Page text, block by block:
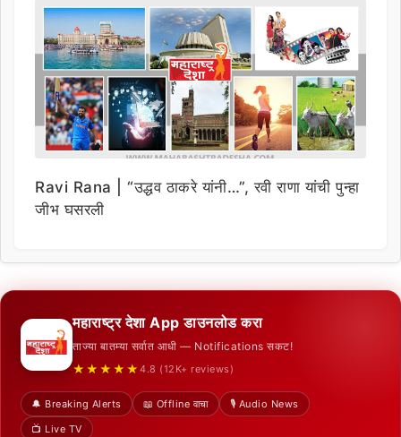
Ravi Rana | “उद्धव ठाकरे यांनी…”, रवी राणा यांची पुन्हा
जीभ घसरली
महाराष्ट्र देशा App डाउनलोड करा
ताज्या बातम्या सर्वात आधी — Notifications सकट!
★★★★★ 4.8 (12K+ reviews)
🔔 Breaking Alerts 📖 Offline वाचा
🎙️ Audio News
📺 Live TV